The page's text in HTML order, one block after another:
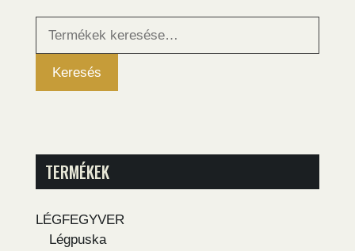
Keresés
Keresés
TERMÉKEK
LÉGFEGYVER
Légpuska